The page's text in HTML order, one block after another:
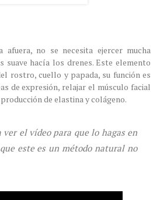
afuera, no se necesita ejercer mucha
suave hacía los drenes. Este elemento
rostro, cuello y papada, su función es
de expresión, relajar el músculo facial
de elastina y colágeno.
el vídeo para que lo hagas en
este es un método natural no